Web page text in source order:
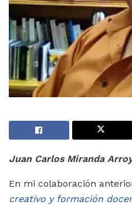
Juan Carlos Miranda
En mi colaboración
creativo y formación